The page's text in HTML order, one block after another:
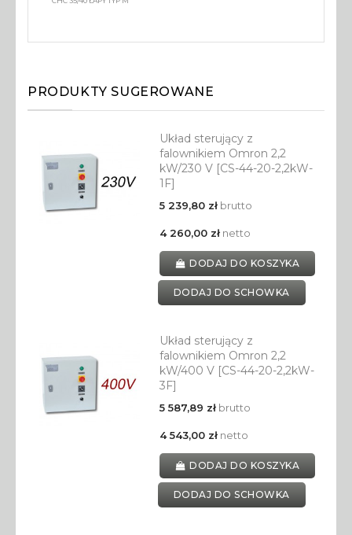
PRODUKTY SUGEROWANE
Układ sterujący z
falownikiem Omron 2,2
kW/230 V [CS-44-20-2,2kW-
1F]
5 239,80 złbrutto
4 260,00 złnetto
DODAJ DO KOSZYKA
DODAJ DO SCHOWKA
Układ sterujący z
falownikiem Omron 2,2
kW/400 V [CS-44-20-2,2kW-
3F]
5 587,89 złbrutto
4 543,00 złnetto
DODAJ DO KOSZYKA
DODAJ DO SCHOWKA